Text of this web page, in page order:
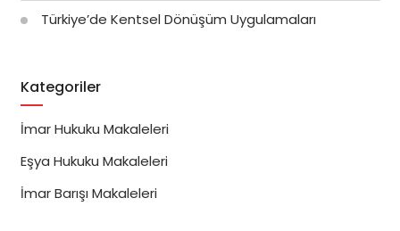
Türkiye’de Kentsel Dönüşüm Uygulamaları
Kategoriler
İmar Hukuku Makaleleri
Eşya Hukuku Makaleleri
İmar Barışı Makaleleri